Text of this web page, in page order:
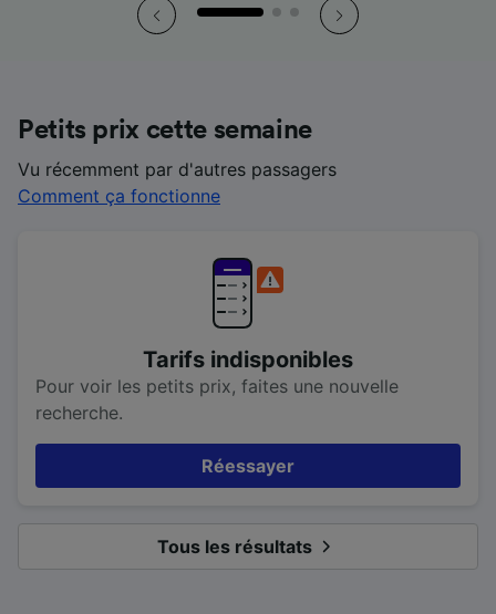
Petits prix cette semaine
Vu récemment par d'autres passagers
Comment ça fonctionne
Tarifs indisponibles
Pour voir les petits prix, faites une nouvelle
recherche.
Réessayer
Tous les résultats